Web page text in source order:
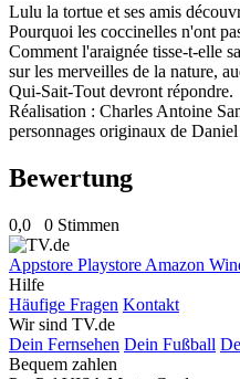
Lulu la tortue et ses amis
Pourquoi les coccinelles n'ont
Comment l'araignée tisse-t-elle
sur les merveilles de la nature,
Qui-Sait-Tout devront répondre.
Réalisation : Charles Antoine
personnages originaux de
Bewertung
0,0 0 Stimmen
Appstore Playstore Amazon
Hilfe
Häufige Fragen Kontakt
Wir sind TV.de
Dein Fernsehen Dein Fußball
Bequem zahlen